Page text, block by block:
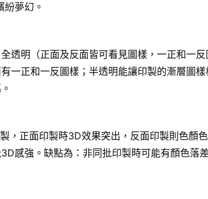
夢幻。
透明（正面及反面皆可看見圖樣，一正和一
一正和一反圖樣；半透明能讓印製的漸層圖
，正面印製時3D效果突出，反面印製則色顏
感強。缺點為：非同批印製時可能有顏色落